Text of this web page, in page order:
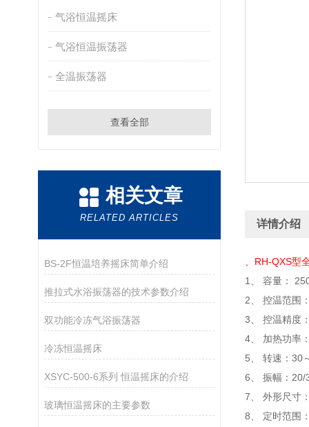
气浴恒温摇床
气浴恒温振荡器
全温振荡器
查看全部
相关文章
RELATED ARTICLES
BS-2F恒温培养摇床简单介绍
推拉式水浴振荡器的技术参数介绍
双功能冷冻气浴振荡器
冷冻恒温摇床
XSYC-500-6系列 恒温摇床的介绍
玻璃恒温摇床的主要参数
详情介绍
、RH-QXS型
1、 容量：
2、 控温范围
3、 控温精度
4、 加热功率
5、 转速：30
6、 振幅：20/
7、 外形尺寸
8、 定时范围